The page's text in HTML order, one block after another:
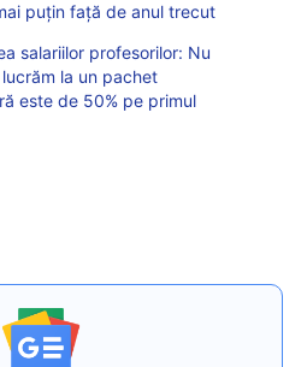
puțin față de anul trecut
salariilor profesorilor: Nu
la un pachet
este de 50% pe primul